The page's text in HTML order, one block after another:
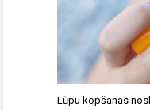
Lūpu kopšanas